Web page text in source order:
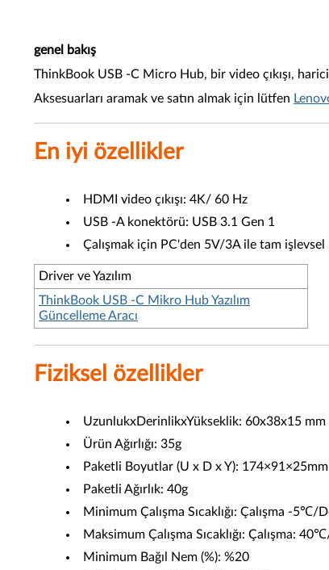
genel bakış
ThinkBook USB -C Micro Hub, bir video çıkışı,
Aksesuarları aramak ve satın almak için lütfen
En iyi özellikler
HDMI video çıkışı: 4K/ 60 Hz
USB -A konektörü: USB 3.1 Gen 1
Çalışmak için PC'den 5V/3A ile tam
Driver ve Yazılım
ThinkBook USB -C Mikro Hub Yazılım
Güncelleme Aracı
Fiziksel özellikler
UzunlukxDerinlikxYükseklik: 60x38x15 mm
Ürün Ağırlığı: 35g
Paketli Boyutlar (U x D x Y): 174×91×25mm
Paketli Ağırlık: 40g
Minimum Çalışma Sıcaklığı: Çalışma -
Maksimum Çalışma Sıcaklığı: Çalışma:
Minimum Bağıl Nem (%): %20